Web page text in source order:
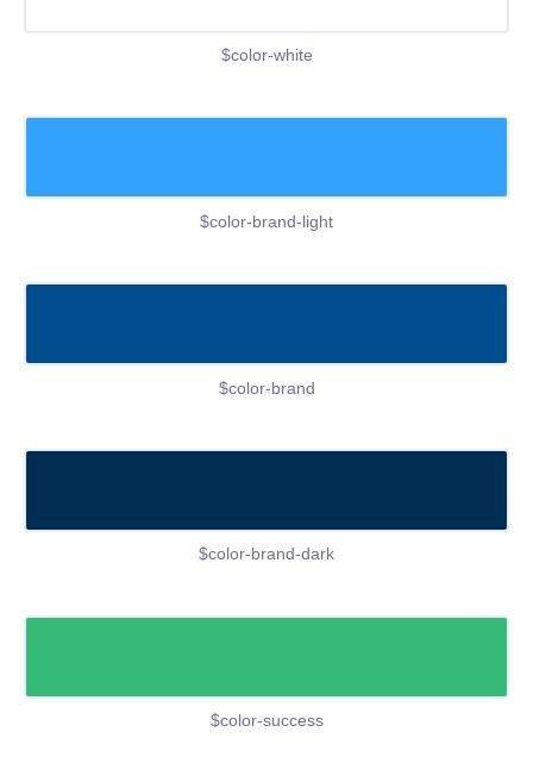
$color-white
$color-brand-light
$color-brand
$color-brand-dark
$color-success